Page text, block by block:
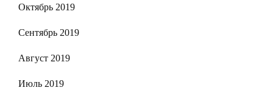
Октябрь 2019
Сентябрь 2019
Август 2019
Июль 2019